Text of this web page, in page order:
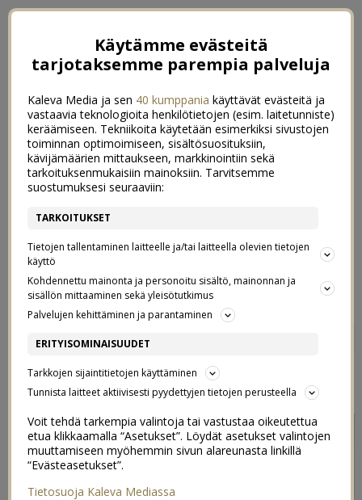
PIMEIDEN ILTOJEN
PELASTAJAT
2/10/2016
Käytämme evästeitä
tarjotaksemme parempia palveluja
Kaleva Media ja sen 40 kumppania käyttävät evästeitä ja
vastaavia teknologioita henkilötietojen (esim. laitetunniste)
keräämiseen. Tekniikoita käytetään esimerkiksi sivustojen
toiminnan optimoimiseen, sisältösuosituksiin,
kävijämäärien mittaukseen, markkinointiin sekä
tarkoituksenmukaisiin mainoksiin. Tarvitsemme
suostumuksesi seuraaviin:
TARKOITUKSET
Tietojen tallentaminen laitteelle ja/tai laitteella olevien tietojen
käyttö
Kohdennettu mainonta ja personoitu sisältö, mainonnan ja
sisällön mittaaminen sekä yleisötutkimus
Palvelujen kehittäminen ja parantaminen
ERITYISOMINAISUUDET
Tarkkojen sijaintitietojen käyttäminen
Tunnista laitteet aktiivisesti pyydettyjen tietojen perusteella
Voit tehdä tarkempia valintoja tai vastustaa oikeutettua
etua klikkaamalla “Asetukset”. Löydät asetukset valintojen
muuttamiseen myöhemmin sivun alareunasta linkillä
“Evästeasetukset”.
Tietosuoja Kaleva Mediassa